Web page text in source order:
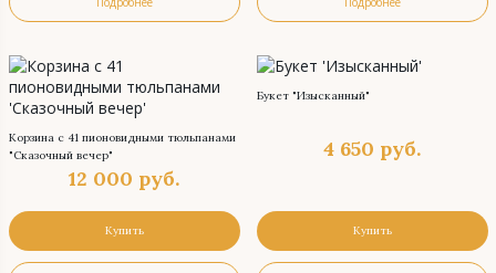
Корзина с 41 пионовидными тюльпанами
"Сказочный вечер"
12 000 руб.
Купить
Букет "Изысканный"
4 650 руб.
Купить